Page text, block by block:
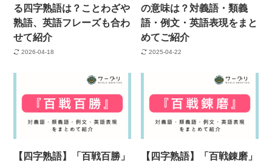
る四字熟語は？ことわざや
熟語、英語フレーズも合わ
せて紹介
2026-04-18
の意味は？対義語・類義
語・例文・英語表現をまと
めてご紹介
2025-04-22
【四字熟語】「百戦百勝」
【四字熟語】「百戦錬磨」